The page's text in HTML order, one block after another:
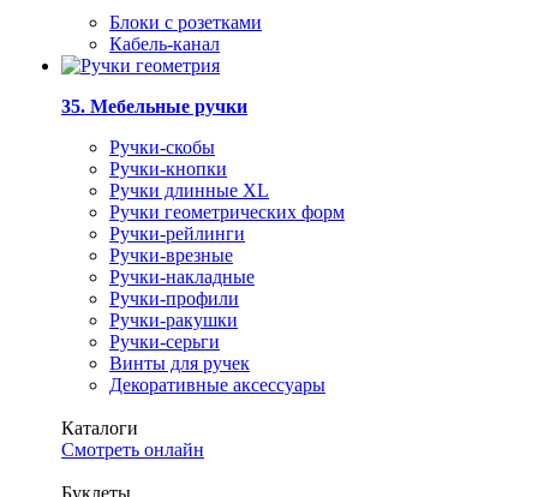
Блоки с розетками
Кабель-канал
35. Мебельные ручки
Ручки-скобы
Ручки-кнопки
Ручки длинные XL
Ручки геометрических форм
Ручки-рейлинги
Ручки-врезные
Ручки-накладные
Ручки-профили
Ручки-ракушки
Ручки-серьги
Винты для ручек
Декоративные аксессуары
Каталоги
Смотреть онлайн
Буклеты